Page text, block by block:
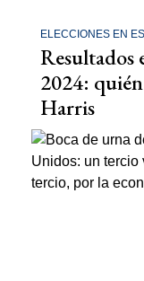
ELECCIONES EN
Resultados
2024:
Harris